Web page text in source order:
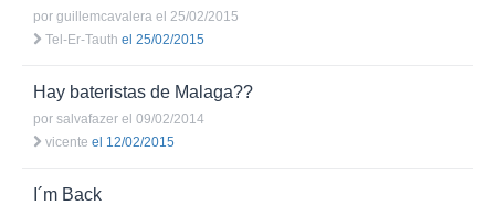
por guillemcavalera el 25/02/2015
Tel-Er-Tauth el 25/02/2015
Hay bateristas de Malaga??
por salvafazer el 09/02/2014
vicente el 12/02/2015
I´m Back